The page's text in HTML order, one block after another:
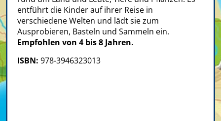
entführt die Kinder auf ihrer Reise in
verschiedene Welten und lädt sie zum
Ausprobieren, Basteln und Sammeln ein.
Empfohlen von 4 bis 8 Jahren.
ISBN: 978-3946323013